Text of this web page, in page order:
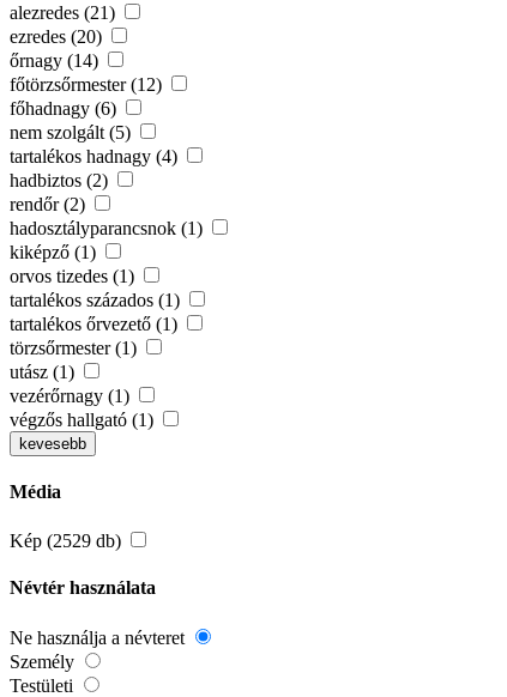
alezredes (21)
ezredes (20)
őrnagy (14)
főtörzsőrmester (12)
főhadnagy (6)
nem szolgált (5)
tartalékos hadnagy (4)
hadbiztos (2)
rendőr (2)
hadosztályparancsnok (1)
kiképző (1)
orvos tizedes (1)
tartalékos százados (1)
tartalékos őrvezető (1)
törzsőrmester (1)
utász (1)
vezérőrnagy (1)
végzős hallgató (1)
kevesebb
Média
Kép (2529 db)
Névtér használata
Ne használja a névteret
Személy
Testületi